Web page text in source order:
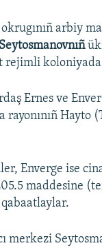
arbiy
rejimli
Ernes ve
rayonınıñ
Enverge ise
maddesine
merkezi